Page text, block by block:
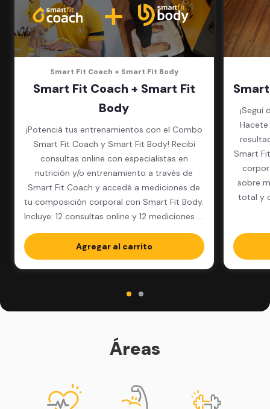
Smart Fit Coach + Smart Fit Body
Smart Fit Coach + Smart Fit
Body
¡Potenciá tus entrenamientos con el Combo
Smart Fit Coach y Smart Fit Body! Recibí
consultas online con especialistas en
nutrición y/o entrenamiento a través de
Smart Fit Coach y accedé a mediciones de
tu composición corporal con Smart Fit Body.
Incluye: 12 consultas online y 12 mediciones al
Agregar al carrito
¡Seguí
Smart
sobre
total y
Áreas